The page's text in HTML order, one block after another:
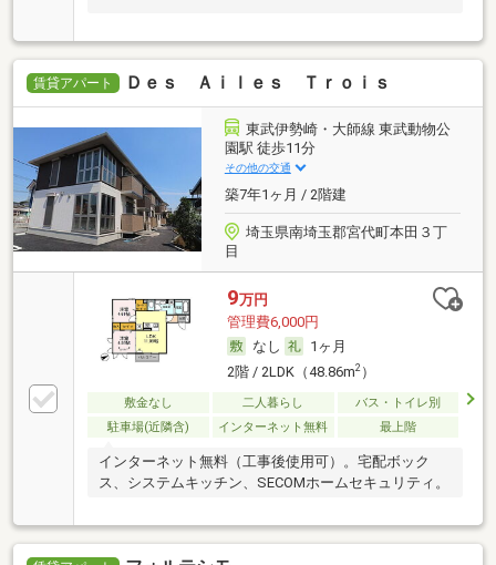
賃貸アパート Ｄｅｓ Ａｉｌｅｓ Ｔｒｏｉｓ
東武伊勢崎・大師線 東武動物公
園駅 徒歩11分
その他の交通
築7年1ヶ月 / 2階建
埼玉県南埼玉郡宮代町本田３丁
目
9万円
管理費6,000円
なし
1ヶ月
2階 / 2LDK（48.86m2）
敷金なし 二人暮らし
バス・トイレ別
駐車場(近隣含)
インターネット無料 最上階
インターネット無料（工事後使用可）。宅配ボック
ス、システムキッチン、SECOMホームセキュリティ。